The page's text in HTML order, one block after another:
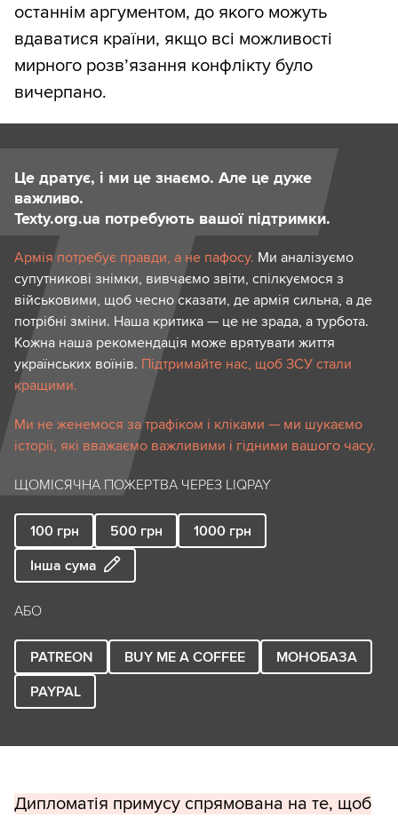
останнім аргументом, до якого можуть
вдаватися країни, якщо всі можливості
мирного розв’язання конфлікту було
вичерпано.
Це дратує, і ми це знаємо. Але це дуже
важливо.
Texty.org.ua потребують вашої підтримки.
Армія потребує правди, а не пафосу. Ми аналізуємо
супутникові знімки, вивчаємо звіти, спілкуємося з
військовими, щоб чесно сказати, де армія сильна, а де
потрібні зміни. Наша критика — це не зрада, а турбота.
Кожна наша рекомендація може врятувати життя
українських воїнів. Підтримайте нас, щоб ЗСУ стали
кращими.
Ми не женемося за трафіком і кліками — ми шукаємо
історії, які вважаємо важливими і гідними вашого часу.
ЩОМІСЯЧНА ПОЖЕРТВА ЧЕРЕЗ LIQPAY
100 грн 500 грн 1000 грн
Інша сума
АБО
PATREON BUY ME A COFFEE
МОНОБАЗА
PAYPAL
Дипломатія примусу спрямована на те, щоб